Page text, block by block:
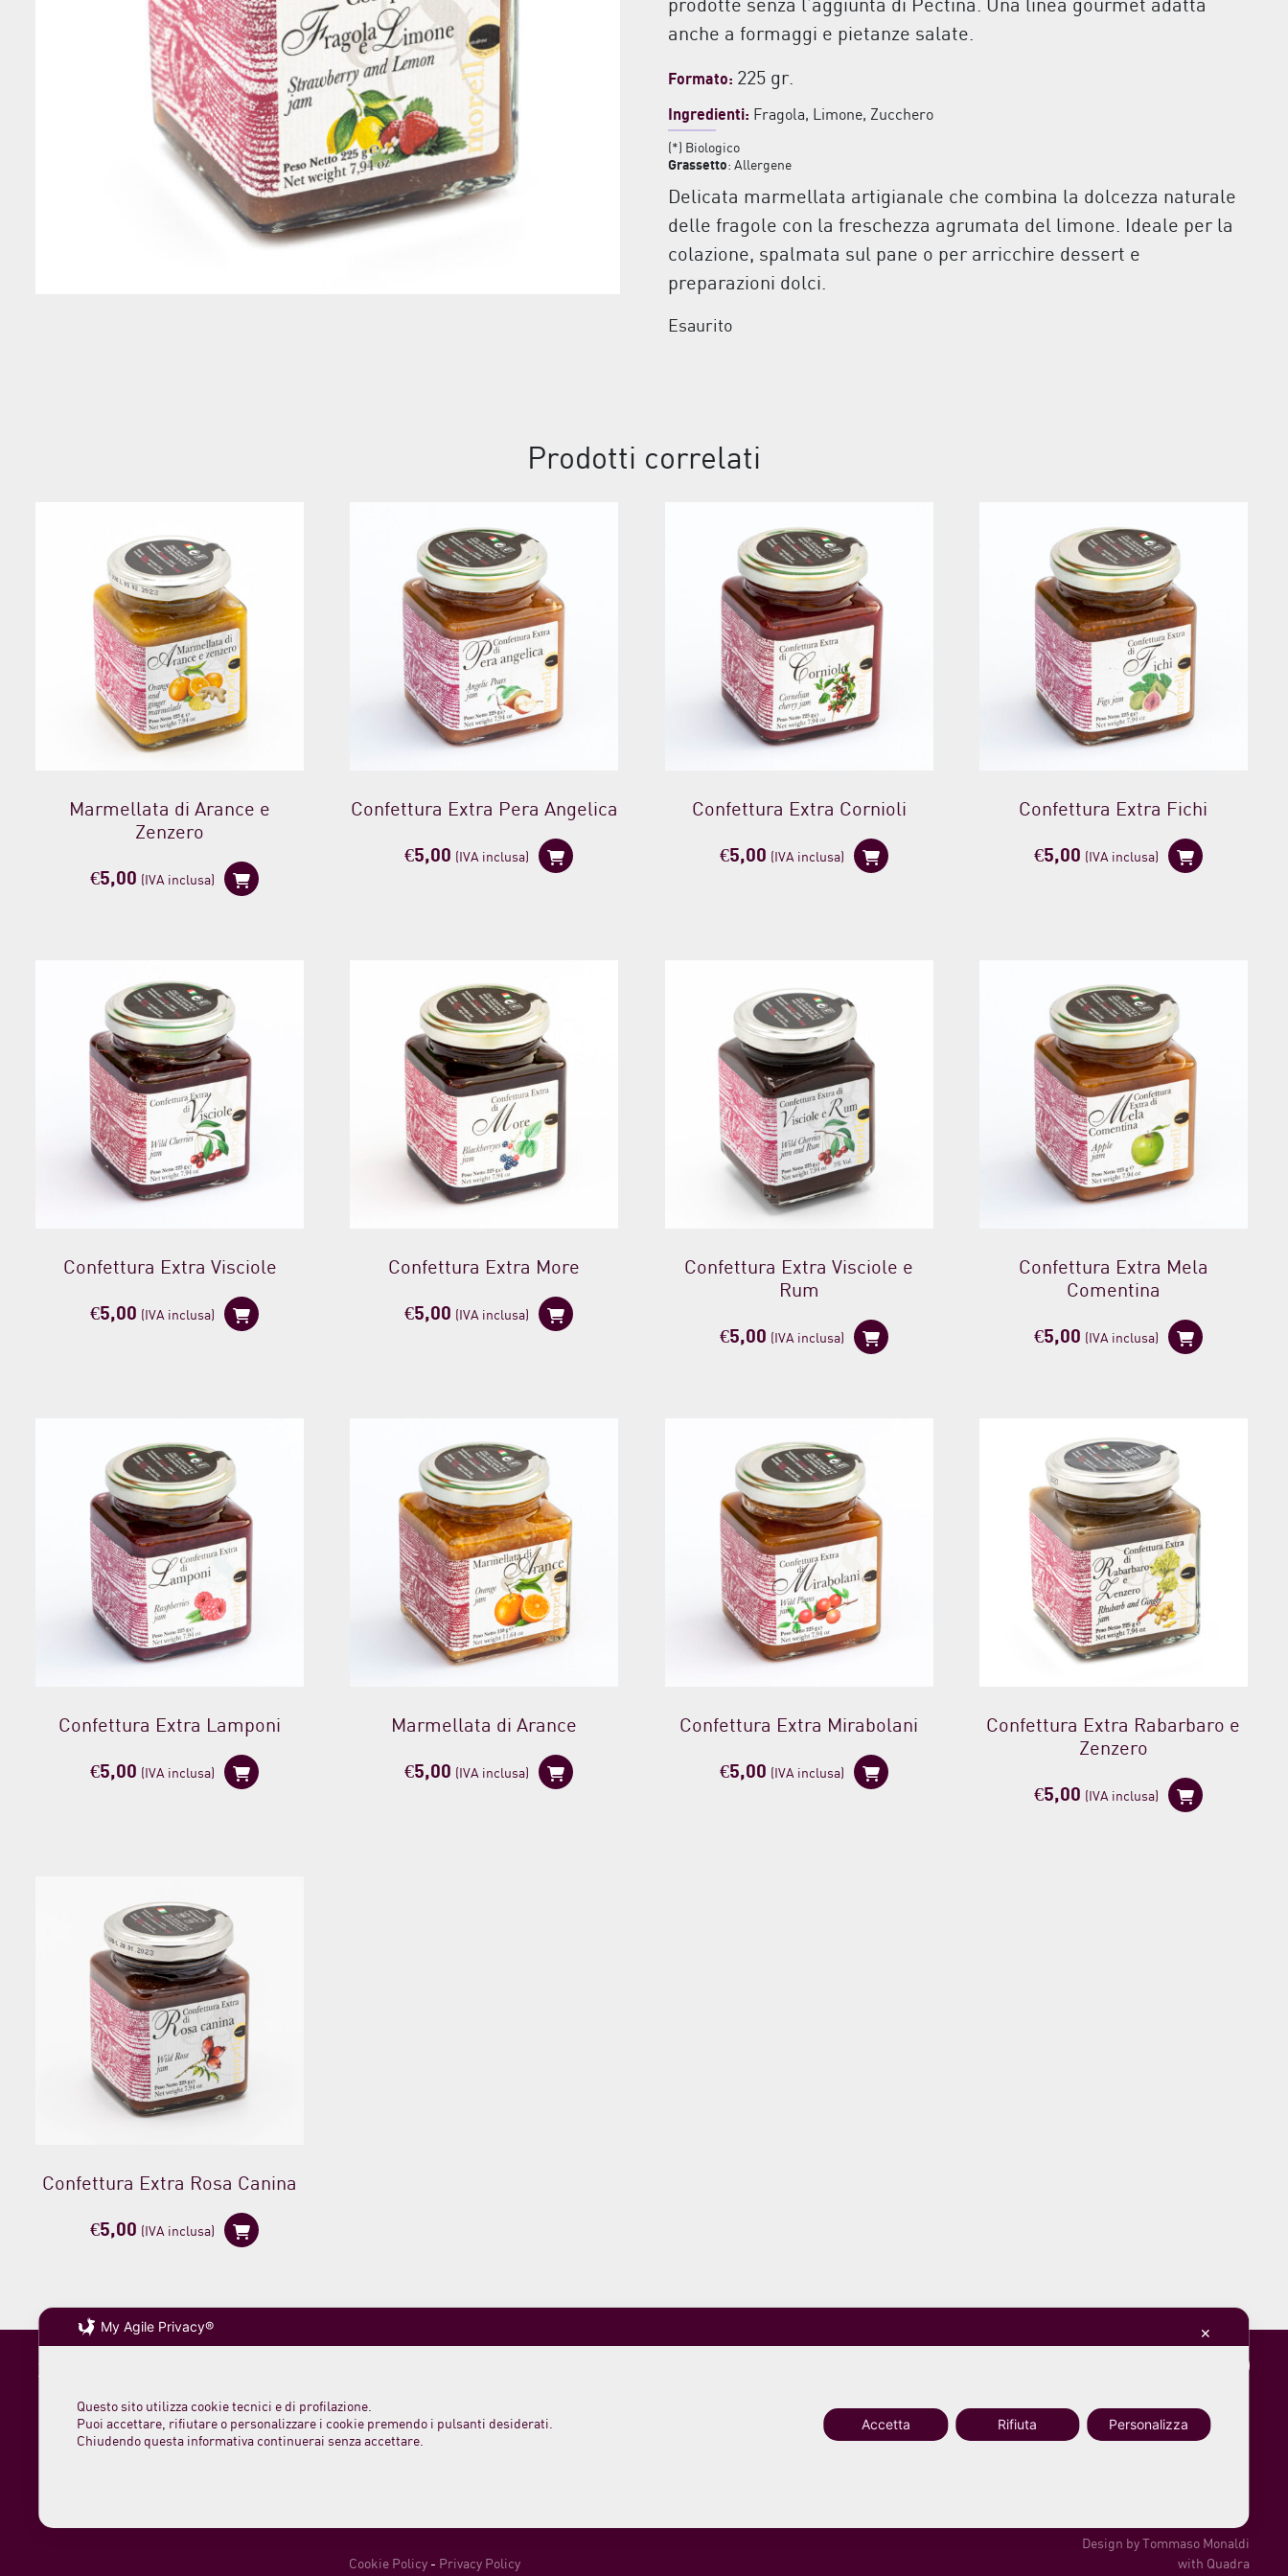
prodotte senza l’aggiunta di Pectina. Una linea gourmet adatta
anche a formaggi e pietanze salate.
Formato: 225 gr.
Ingredienti: Fragola, Limone, Zucchero
(*) Biologico
Grassetto: Allergene
Delicata marmellata artigianale che combina la dolcezza naturale
delle fragole con la freschezza agrumata del limone. Ideale per la
colazione, spalmata sul pane o per arricchire dessert e
preparazioni dolci.
Esaurito
Prodotti correlati
Marmellata di Arance e
Zenzero
€5,00 (IVA inclusa)
Confettura Extra Pera Angelica
€5,00 (IVA inclusa)
Confettura Extra Cornioli
€5,00 (IVA inclusa)
Confettura Extra Fichi
€5,00 (IVA inclusa)
Confettura Extra Visciole
€5,00 (IVA inclusa)
Confettura Extra More
€5,00 (IVA inclusa)
Confettura Extra Visciole e
Rum
€5,00 (IVA inclusa)
Confettura Extra Mela
Comentina
€5,00 (IVA inclusa)
Confettura Extra Lamponi
€5,00 (IVA inclusa)
Marmellata di Arance
€5,00 (IVA inclusa)
Confettura Extra Mirabolani
€5,00 (IVA inclusa)
Confettura Extra Rabarbaro e
Zenzero
€5,00 (IVA inclusa)
Confettura Extra Rosa Canina
€5,00 (IVA inclusa)
loc. San Rocco Meleta 12
61044 Cantiano PU Italy
Cookie Policy- Privacy Policy
Design by
Tommaso Monaldi
with Quadra
My Agile Privacy® ✕
Questo sito utilizza cookie tecnici e di profilazione.
Puoi accettare, rifiutare o personalizzare i cookie premendo i pulsanti desiderati.
Chiudendo questa informativa continuerai senza accettare.
Accetta Rifiuta Personalizza